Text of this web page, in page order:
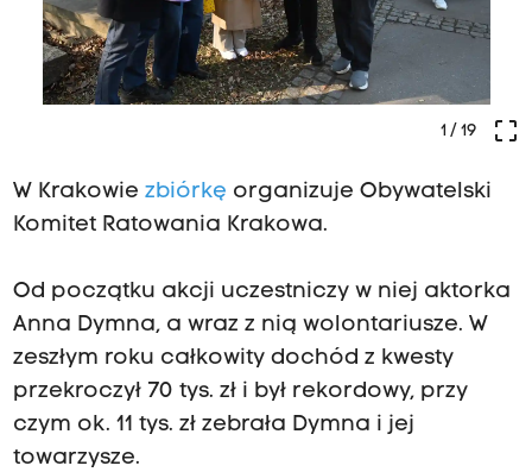
crop_free
1/ 19
W Krakowie zbiórkę organizuje Obywatelski
Komitet Ratowania Krakowa.
Od początku akcji uczestniczy w niej aktorka
Anna Dymna, a wraz z nią wolontariusze. W
zeszłym roku całkowity dochód z kwesty
przekroczył 70 tys. zł i był rekordowy, przy
czym ok. 11 tys. zł zebrała Dymna i jej
towarzysze.